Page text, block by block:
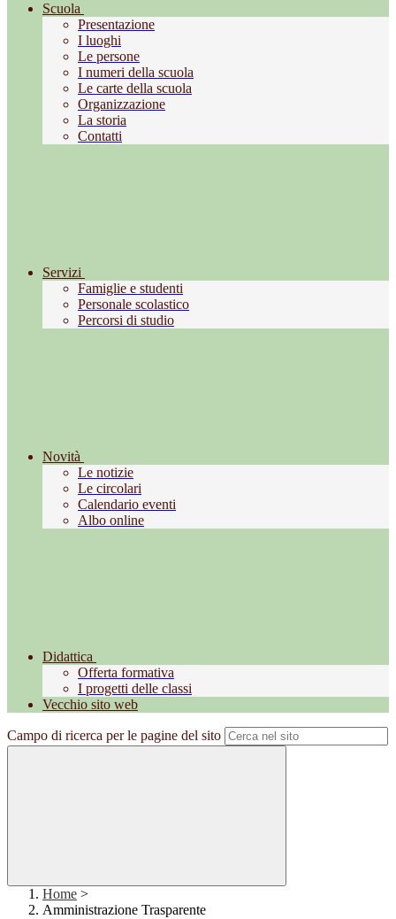
Scuola
Presentazione
I luoghi
Le persone
I numeri della scuola
Le carte della scuola
Organizzazione
La storia
Contatti
Servizi
Famiglie e studenti
Personale scolastico
Percorsi di studio
Novità
Le notizie
Le circolari
Calendario eventi
Albo online
Didattica
Offerta formativa
I progetti delle classi
Vecchio sito web
Campo di ricerca per le pagine del sito
Home >
Amministrazione Trasparente